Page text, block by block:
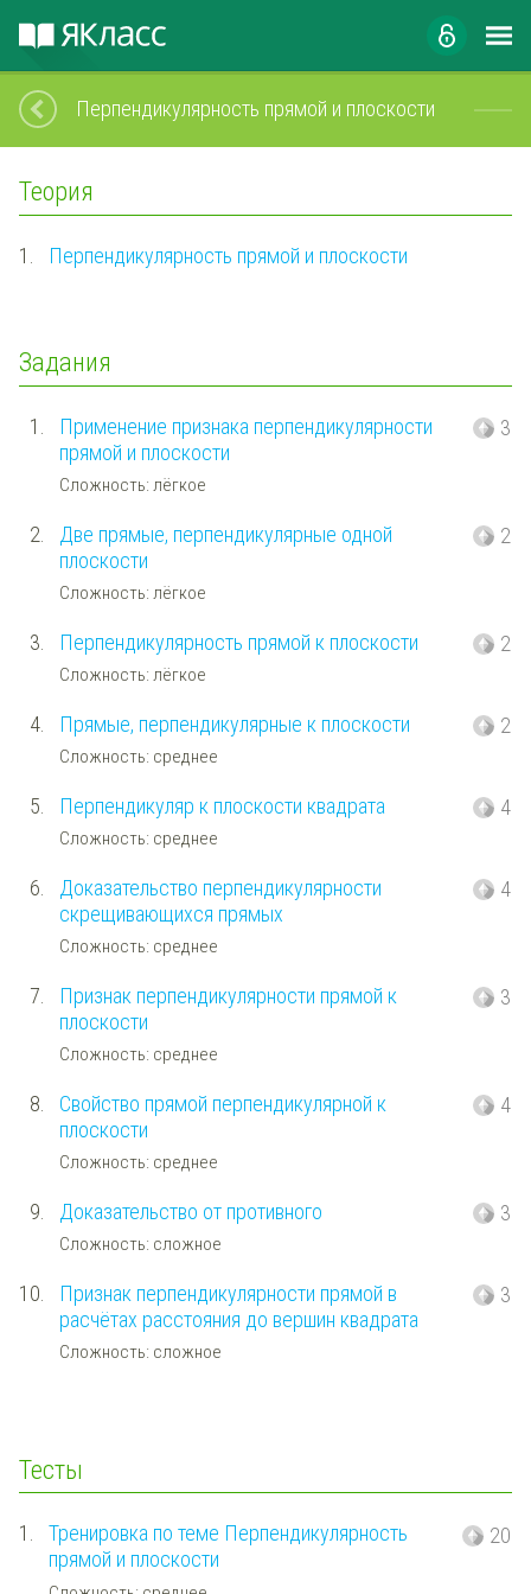
Перпендикулярность прямой и плоскости
Теория
1. Перпендикулярность прямой и плоскости
Задания
1.
Применение признака перпендикулярности
прямой и плоскости
Сложность: лёгкое
3
2.
Две прямые, перпендикулярные одной
плоскости
Сложность: лёгкое
2
3. Перпендикулярность прямой к плоскости
Сложность: лёгкое
2
4. Прямые, перпендикулярные к плоскости
Сложность: среднее
2
5. Перпендикуляр к плоскости квадрата
Сложность: среднее
4
6.
Доказательство перпендикулярности
скрещивающихся прямых
Сложность: среднее
4
7.
Признак перпендикулярности прямой к
плоскости
Сложность: среднее
3
8.
Свойство прямой перпендикулярной к
плоскости
Сложность: среднее
4
9. Доказательство от противного
Сложность: сложное
3
10.
Признак перпендикулярности прямой в
расчётах расстояния до вершин квадрата
Сложность: сложное
3
Тесты
1.
Тренировка по теме Перпендикулярность
прямой и плоскости
20